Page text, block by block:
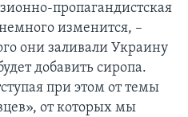
пропагандистская
изменится, –
они заливали Украину
добавить сиропа.
при этом от темы
от которых мы